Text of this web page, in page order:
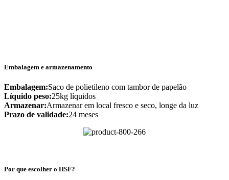
Embalagem e armazenamento
Embalagem:Saco de polietileno com tambor de papelão
Líquido peso:25kg líquidos
Armazenar:Armazenar em local fresco e seco, longe da luz
Prazo de validade:24 meses
Por que escolher o HSF?